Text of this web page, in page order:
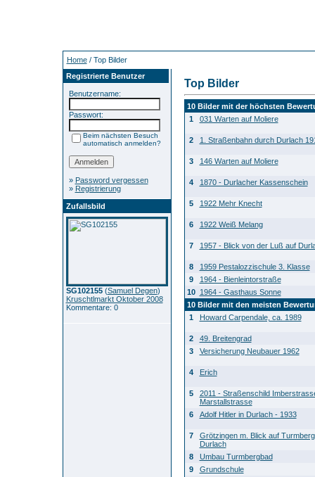
Home/ Top Bilder
Registrierte Benutzer
Benutzername:
Passwort:
Beim nächsten Besuch
automatisch anmelden?
» Password vergessen
» Registrierung
Zufallsbild
SG102155(Samuel Degen)
Kruschtlmarkt Oktober 2008
Kommentare: 0
Top Bilder
10 Bilder mit der höchsten
1
031 Warten auf Moliere
2 1. Straßenbahn durch Durlach
3 146 Warten auf Moliere
4 1870 - Durlacher Kassenschein
5 1922 Mehr Knecht
6 1922 Weiß Melang
7 1957 - Blick von der Luß auf
8
1959 Pestalozzischule 3. Klasse
9
1964 - Bienleintorstraße
10
1964 - Gasthaus Sonne
10 Bilder mit den meisten
1
Howard Carpendale, ca. 1989
2
49. Breitengrad
3
Versicherung Neubauer 1962
4 Erich
5
2011 - Straßenschild
Marstallstrasse
6
Adolf Hitler in Durlach - 1933
7
Grötzingen m. Blick auf
Durlach
8
Umbau Turmbergbad
9
Grundschule